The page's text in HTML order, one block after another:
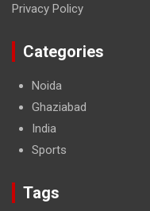
Privacy Policy
Categories
Noida
Ghaziabad
India
Sports
Tags